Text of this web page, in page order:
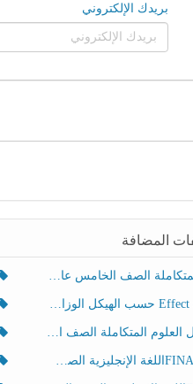
بريدك الإلكتروني
المضافة
عام الفصل الدراسي الثالث 2025-2026
الصف الخامس انسبير الفصل الثالث